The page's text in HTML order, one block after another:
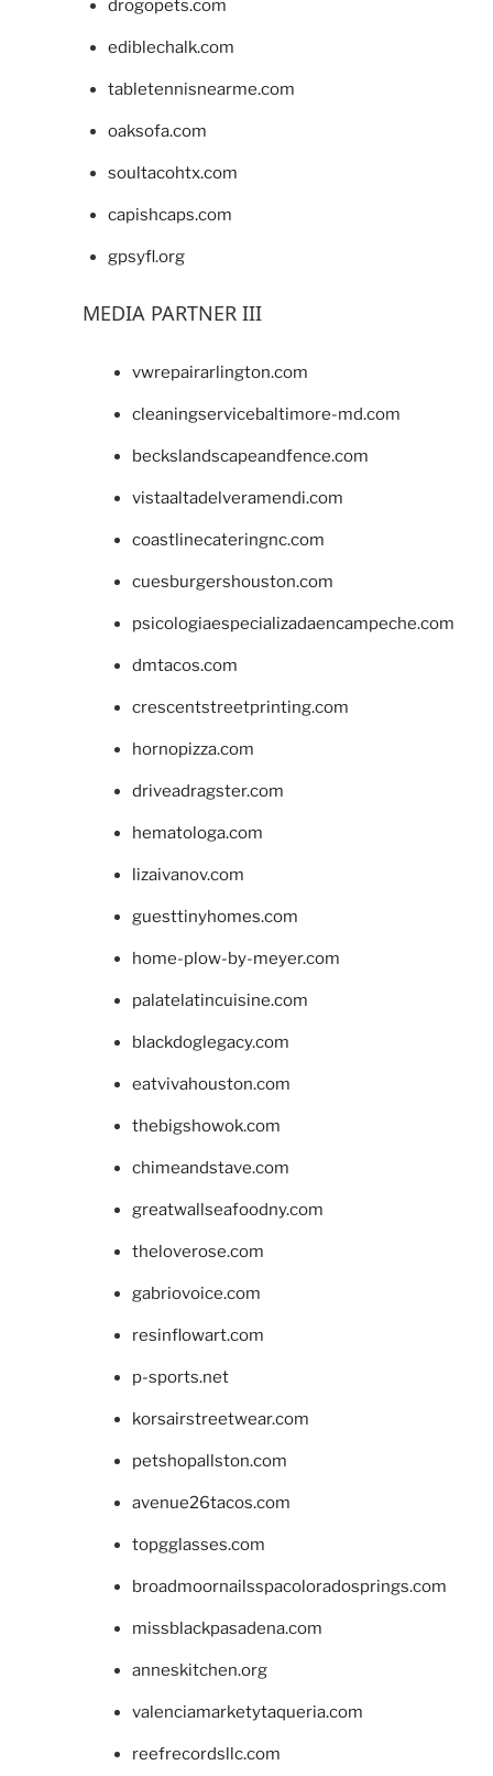
drogopets.com
ediblechalk.com
tabletennisnearme.com
oaksofa.com
soultacohtx.com
capishcaps.com
gpsyfl.org
MEDIA PARTNER III
vwrepairarlington.com
cleaningservicebaltimore-md.com
beckslandscapeandfence.com
vistaaltadelveramendi.com
coastlinecateringnc.com
cuesburgershouston.com
psicologiaespecializadaencampeche.com
dmtacos.com
crescentstreetprinting.com
hornopizza.com
driveadragster.com
hematologa.com
lizaivanov.com
guesttinyhomes.com
home-plow-by-meyer.com
palatelatincuisine.com
blackdoglegacy.com
eatvivahouston.com
thebigshowok.com
chimeandstave.com
greatwallseafoodny.com
theloverose.com
gabriovoice.com
resinflowart.com
p-sports.net
korsairstreetwear.com
petshopallston.com
avenue26tacos.com
topgglasses.com
broadmoornailsspacoloradosprings.com
missblackpasadena.com
anneskitchen.org
valenciamarketytaqueria.com
reefrecordsllc.com